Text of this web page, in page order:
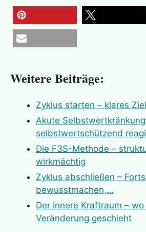
Weitere Beiträge:
Zyklus starten – klares
Akute
selbstwertschützend
Die F3S-Methode –
wirkmächtig
Zyklus abschließen –
bewusstmachen,…
Der innere Kraftraum –
Veränderung geschieht